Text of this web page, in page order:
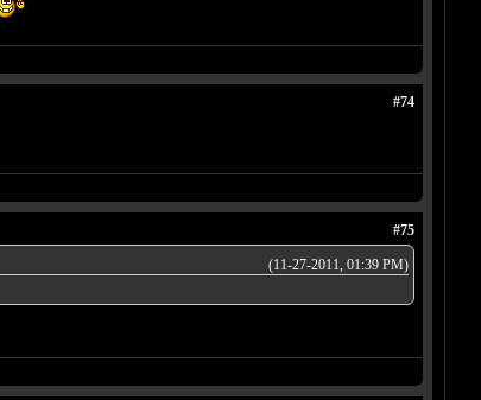
#74
#75
(11-27-2011, 01:39 PM)